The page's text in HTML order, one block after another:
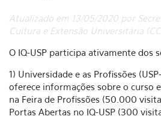
Atualizado em 13/05/2020 por
Cultura e Extensão Universitária
O IQ-USP participa ativamente dos
1) Universidade e as Profissões
oferece informações sobre o curso
na Feira de Profissões (50.000
Portas Abertas no IQ-USP (300